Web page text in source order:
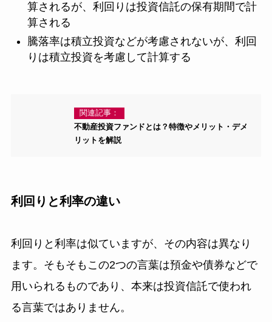
算されるが、利回りは投資信託の保有期間で計
算される
騰落率は積立投資などが考慮されないが、利回
りは積立投資を考慮して計算する
関連記事：
不動産投資ファンドとは？特徴やメリット・デメ
リットを解説
利回りと利率の違い
利回りと利率は似ていますが、その内容は異なり
ます。そもそもこの2つの言葉は預金や債券などで
用いられるものであり、本来は投資信託で使われ
る言葉ではありません。